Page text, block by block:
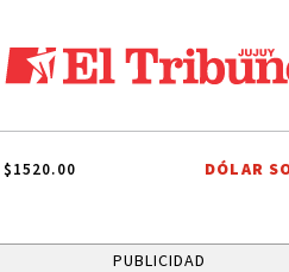
EL TRIBUNO POR LOS BARRIOS
$1520.00 DÓLAR
PUBLICIDAD